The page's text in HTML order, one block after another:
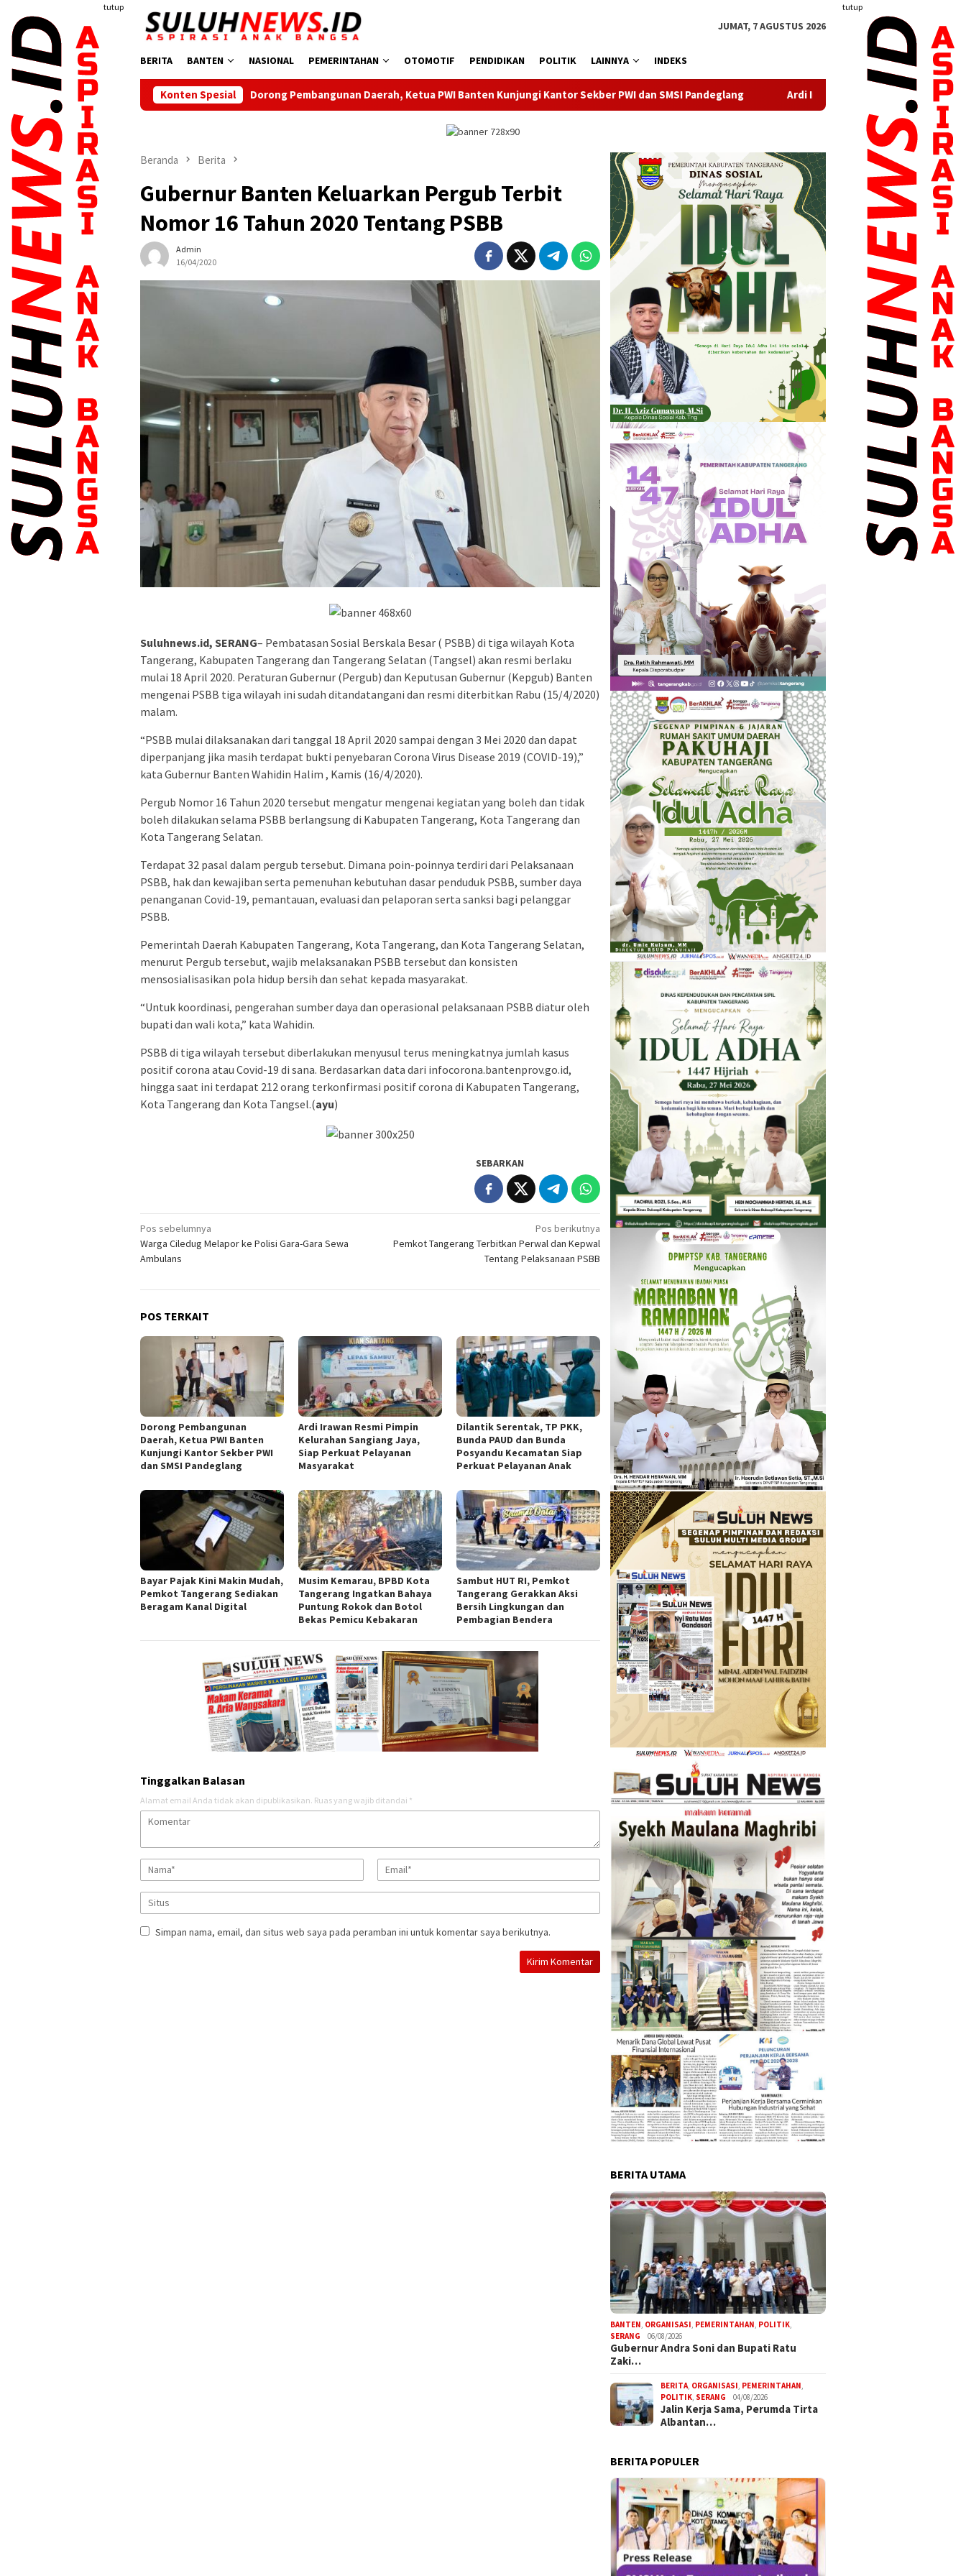
konten
tutup tutup
JUMAT, 7 AGUSTUS 2026
BERITA BANTEN NASIONAL PEMERINTAHAN OTOMOTIF PENDIDIKAN POLITIK LAINNYA INDEKS
Konten Spesial
Dorong Pembangunan Daerah, Ketua PWI Banten Kunjungi Kantor Sekber PWI dan SMSI Pandeglang Ardi Irawan Resmi Pimpin Kelurahan Sangiang Jaya, Siap
Beranda Berita
Gubernur Banten Keluarkan Pergub Terbit
Nomor 16 Tahun 2020 Tentang PSBB
Admin
16/04/2020
Suluhnews.id, SERANG– Pembatasan Sosial Berskala Besar ( PSBB) di tiga wilayah Kota
Tangerang, Kabupaten Tangerang dan Tangerang Selatan (Tangsel) akan resmi berlaku
mulai 18 April 2020. Peraturan Gubernur (Pergub) dan Keputusan Gubernur (Kepgub) Banten
mengenai PSBB tiga wilayah ini sudah ditandatangani dan resmi diterbitkan Rabu (15/4/2020)
malam.
“PSBB mulai dilaksanakan dari tanggal 18 April 2020 sampai dengan 3 Mei 2020 dan dapat
diperpanjang jika masih terdapat bukti penyebaran Corona Virus Disease 2019 (COVID-19),”
kata Gubernur Banten Wahidin Halim , Kamis (16/4/2020).
Pergub Nomor 16 Tahun 2020 tersebut mengatur mengenai kegiatan yang boleh dan tidak
boleh dilakukan selama PSBB berlangsung di Kabupaten Tangerang, Kota Tangerang dan
Kota Tangerang Selatan.
Terdapat 32 pasal dalam pergub tersebut. Dimana poin-poinnya terdiri dari Pelaksanaan
PSBB, hak dan kewajiban serta pemenuhan kebutuhan dasar penduduk PSBB, sumber daya
penanganan Covid-19, pemantauan, evaluasi dan pelaporan serta sanksi bagi pelanggar
PSBB.
Pemerintah Daerah Kabupaten Tangerang, Kota Tangerang, dan Kota Tangerang Selatan,
menurut Pergub tersebut, wajib melaksanakan PSBB tersebut dan konsisten
mensosialisasikan pola hidup bersih dan sehat kepada masyarakat.
“Untuk koordinasi, pengerahan sumber daya dan operasional pelaksanaan PSBB diatur oleh
bupati dan wali kota,” kata Wahidin.
PSBB di tiga wilayah tersebut diberlakukan menyusul terus meningkatnya jumlah kasus
positif corona atau Covid-19 di sana. Berdasarkan data dari infocorona.bantenprov.go.id,
hingga saat ini terdapat 212 orang terkonfirmasi positif corona di Kabupaten Tangerang,
Kota Tangerang dan Kota Tangsel.(ayu)
SEBARKAN
Navigasi
pos
Pos sebelumnya
Warga Ciledug Melapor ke Polisi Gara-Gara Sewa
Ambulans
Pos berikutnya
Pemkot Tangerang Terbitkan Perwal dan Kepwal
Tentang Pelaksanaan PSBB
POS TERKAIT
Dorong Pembangunan
Daerah, Ketua PWI Banten
Kunjungi Kantor Sekber PWI
dan SMSI Pandeglang
Ardi Irawan Resmi Pimpin
Kelurahan Sangiang Jaya,
Siap Perkuat Pelayanan
Masyarakat
Dilantik Serentak, TP PKK,
Bunda PAUD dan Bunda
Posyandu Kecamatan Siap
Perkuat Pelayanan Anak
Bayar Pajak Kini Makin Mudah,
Pemkot Tangerang Sediakan
Beragam Kanal Digital
Musim Kemarau, BPBD Kota
Tangerang Ingatkan Bahaya
Puntung Rokok dan Botol
Bekas Pemicu Kebakaran
Sambut HUT RI, Pemkot
Tangerang Gerakkan Aksi
Bersih Lingkungan dan
Pembagian Bendera
Tinggalkan Balasan
Alamat email Anda tidak akan dipublikasikan. Ruas yang wajib ditandai *
Simpan nama, email, dan situs web saya pada peramban ini untuk komentar saya berikutnya.
BERITA UTAMA
BANTEN ORGANISASI PEMERINTAHAN POLITIK
SERANG
06/08/2026
Gubernur Andra Soni dan Bupati Ratu
Zaki…
BERITA ORGANISASI PEMERINTAHAN
POLITIK SERANG 04/08/2026
Jalin Kerja Sama, Perumda Tirta
Albantan…
BERITA POPULER